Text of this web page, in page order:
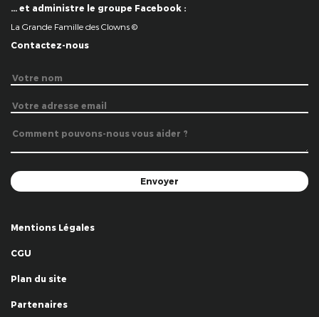
… et administre le groupe Facebook :
La Grande Famille des Clowns ©
Contactez-nous
Mentions Légales
CGU
Plan du site
Partenaires